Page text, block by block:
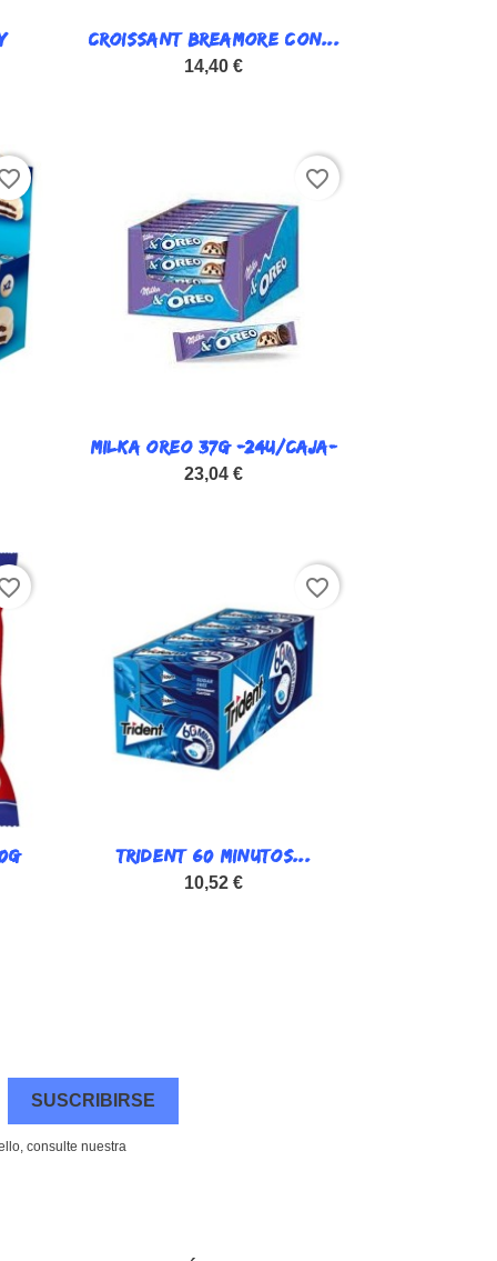
Vista rápida
CROISSANT BREAMORE CON...
14,40 €
Vista rápida
MILKA OREO 37G -24U/CAJA-
23,04 €
favorite_border
Vista rápida
TRIDENT 60 MINUTOS...
10,52 €
favorite_border
consulte nuestra